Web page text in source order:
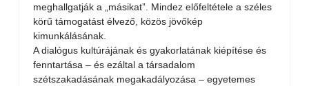
meghallgatják a „másikat”. Mindez előfeltétele a széles
körű támogatást élvező, közös jövőkép
kimunkálásának.
A dialógus kultúrájának és gyakorlatának kiépítése és
fenntartása – és ezáltal a társadalom
szétszakadásának megakadályozása – egyetemes